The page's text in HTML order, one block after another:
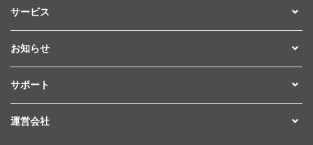
サービス
お知らせ
サポート
運営会社